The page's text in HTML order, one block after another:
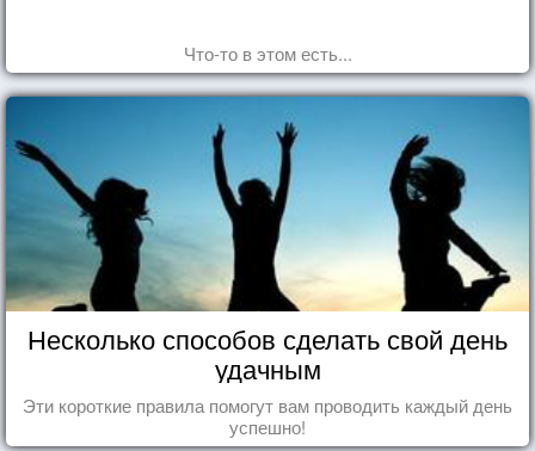
Что-то в этом есть...
Несколько способов сделать свой день
удачным
Эти короткие правила помогут вам проводить каждый день
успешно!